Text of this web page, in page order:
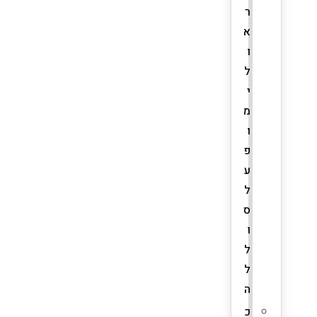
ר
א
ו
ל
י
מ
ו
פ
ע
ל
ס
ו
ל
ל
ה
כ